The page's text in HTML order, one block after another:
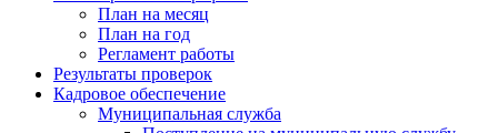
План на месяц
План на год
Регламент работы
Результаты проверок
Кадровое обеспечение
Муниципальная служба